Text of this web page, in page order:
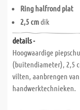
Ring halfrond plat
2,5 cmdik
details -
Hoogwaardige
(buitendiameter), 2,5
vilten, aanbrengen
handwerktechnieken.